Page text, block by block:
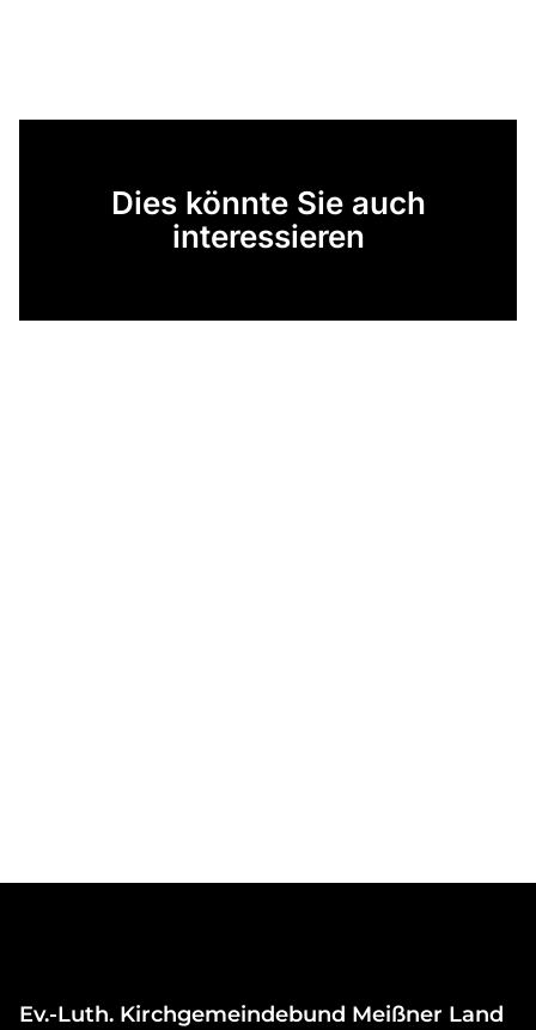
Dies könnte Sie auch
interessieren
Ev.-Luth. Kirchgemeindebund Meißner Land